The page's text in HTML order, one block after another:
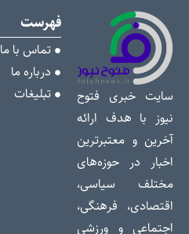
سایت خبری فتوح
نیوز با هدف ارائه
آخرین و معتبرترین
اخبار در حوزه‌های
مختلف سیاسی،
اقتصادی، فرهنگی،
اجتماعی و ورزشی
فهرست
تماس با ما
درباره ما
تبلیغات